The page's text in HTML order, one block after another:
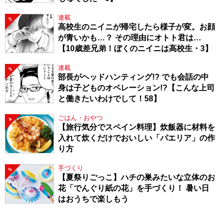
2 連載
高校生のニイニが帰宅したら様子が変。お顔
が青いかも…？ その理由にオトト君は…
【10歳差兄弟！ぼくのニイニは高校生・3】
3 連載
部長がヘッドハンティング!? でも会話の中
身は子どものオペレーション!?【こんな上司
と働きたいわけでして！58】
4 ごはん・おやつ
【旅行気分でスペイン料理】炊飯器に材料を
入れて炊くだけでおいしい「パエリア」の作
り方
5 手づくり
【夏祭りごっこ】ハチの巣みたいな立体のお
花「でんぐり紙の花」を手づくり！ 暑い日
はおうちで楽しもう